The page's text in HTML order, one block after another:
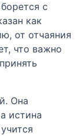
с
как
от отчаяния
что важно
Она
истина